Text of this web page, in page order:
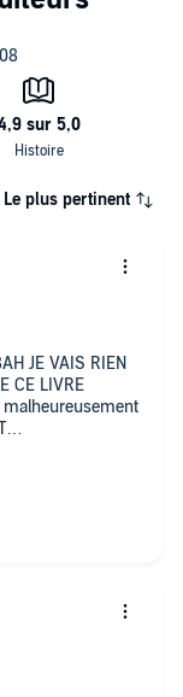
Le plus pertinent
JE VAIS RIEN
CE LIVRE
malheureusement
dire des chose